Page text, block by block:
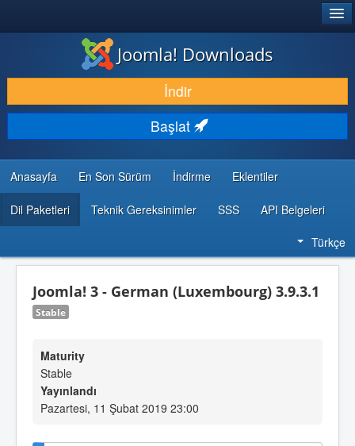
İNDIR & GENIŞLET
KEŞFET & ÖĞREN
TOPLULUK & DESTEK
GELIŞTIRICI KAYNAKLARI
Joomla! Downloads
İndir
Başlat
Anasayfa En Son Sürüm İndirme Eklentiler
Dil Paketleri Teknik Gereksinimler SSS API Belgeleri
Türkçe
Joomla! 3 - German (Luxembourg) 3.9.3.1
Stable
Maturity
Stable
Yayınlandı
Pazartesi, 11 Şubat 2019 23:00